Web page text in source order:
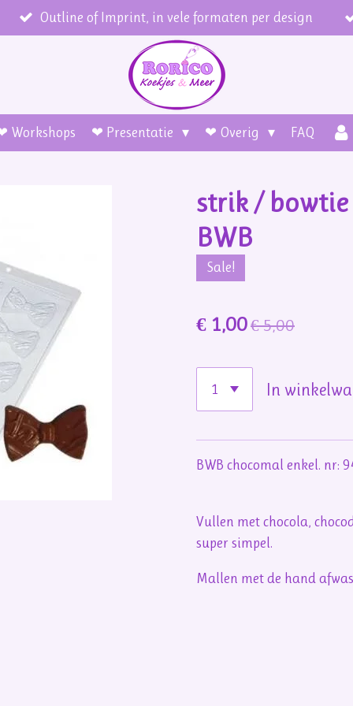
Outline of Imprint, in vele formaten per design
Workshops ❤ Presentatie ❤ Overig FAQ
strik / bowtie
BWB
Sale!
€ 1,00€ 5,00
In
BWB chocomal enkel. nr:
Vullen met chocola,
super simpel.
Mallen met de hand